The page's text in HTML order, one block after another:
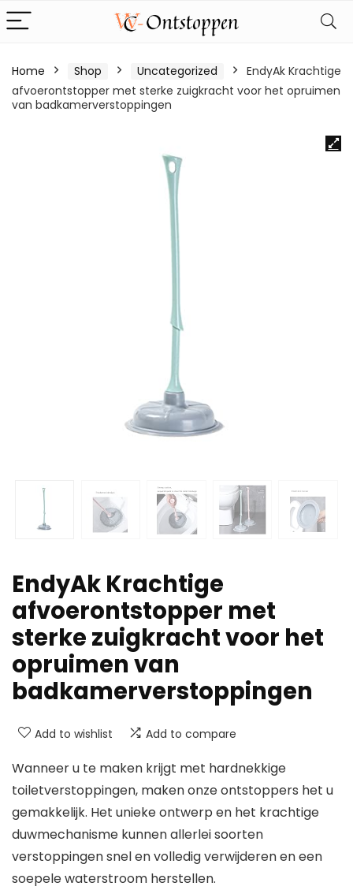
Home Shop Uncategorized
EndyAk Krachtige
afvoerontstopper met sterke zuigkracht voor het opruimen
van badkamerverstoppingen
EndyAk Krachtige
afvoerontstopper met
sterke zuigkracht voor het
opruimen van
badkamerverstoppingen
Add to wishlist Add to compare
Wanneer u te maken krijgt met hardnekkige
toiletverstoppingen, maken onze ontstoppers het u
gemakkelijk. Het unieke ontwerp en het krachtige
duwmechanisme kunnen allerlei soorten
verstoppingen snel en volledig verwijderen en een
soepele waterstroom herstellen.